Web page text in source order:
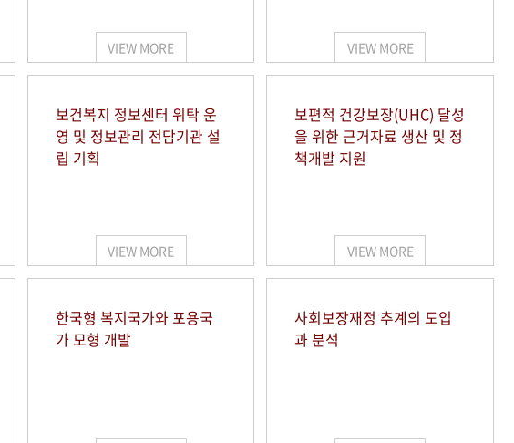
VIEW MORE VIEW MORE
보건복지 정보센터 위탁 운
영 및 정보관리 전담기관 설
립 기획
VIEW MORE
보편적 건강보장(UHC) 달성
을 위한 근거자료 생산 및 정
책개발 지원
VIEW MORE
한국형 복지국가와 포용국
가 모형 개발
사회보장재정 추계의 도입
과 분석